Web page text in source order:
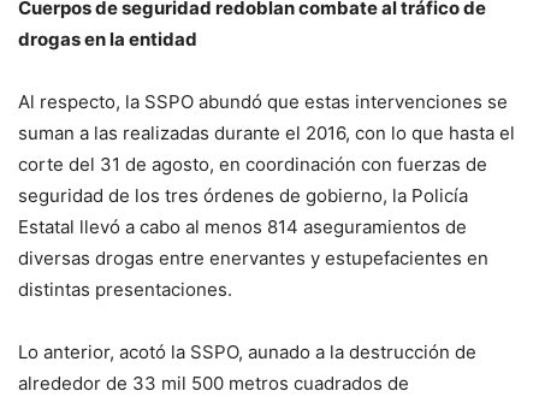
Cuerpos de seguridad redoblan combate al tráfico de
drogas en la entidad
Al respecto, la SSPO abundó que estas intervenciones se
suman a las realizadas durante el 2016, con lo que hasta el
corte del 31 de agosto, en coordinación con fuerzas de
seguridad de los tres órdenes de gobierno, la Policía
Estatal llevó a cabo al menos 814 aseguramientos de
diversas drogas entre enervantes y estupefacientes en
distintas presentaciones.
Lo anterior, acotó la SSPO, aunado a la destrucción de
alrededor de 33 mil 500 metros cuadrados de